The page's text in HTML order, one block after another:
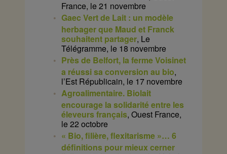
France, le 21 novembre
Gaec Vert de Lait : un modèle
herbager que Maud et Franck
souhaitent partager, Le
Télégramme, le 18 novembre
Près de Belfort, la ferme Voisinet
a réussi sa conversion au bio,
l’Est Républicain, le 17 novembre
Agroalimentaire. Biolait
encourage la solidarité entre les
éleveurs français, Ouest France,
le 22 octobre
« Bio, filière, flexitarisme »… 6
définitions pour mieux cerner